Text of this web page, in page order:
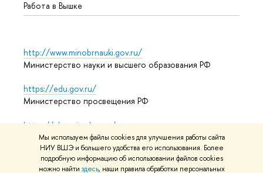
Мы используем файлы cookies для улучшения работы сайта
НИУ ВШЭ и большего удобства его использования. Более
подробную информацию об использовании файлов cookies
можно найти здесь, наши правила обработки персональных
Работа в Вышке
http://www.minobrnauki.gov.ru/
Министерство науки и высшего образования РФ
https://edu.gov.ru/
Министерство просвещения РФ
https://elearning.hse.ru/mooc
Массовые открытые онлайн-курсы